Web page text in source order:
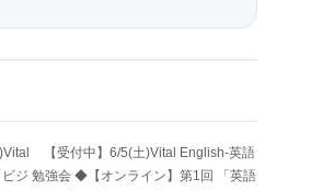
ジ
【受付中】6/5(土)Vital English-英語
勉強会 ◆【オンライン】第1回 「英語